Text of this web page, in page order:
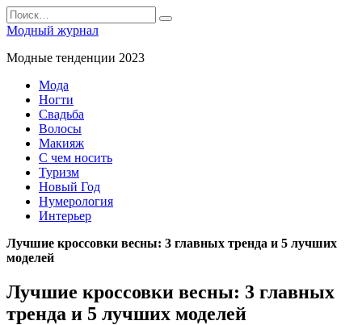
Перейти
к
содержанию
Search
for:
Модный журнал
Модные тенденции 2023
Мода
Ногти
Свадьба
Волосы
Макияж
С чем носить
Туризм
Новый Год
Нумерология
Интерьер
Лучшие кроссовки весны: 3 главных тренда и 5 лучших
моделей
Лучшие кроссовки весны: 3 главных
тренда и 5 лучших моделей